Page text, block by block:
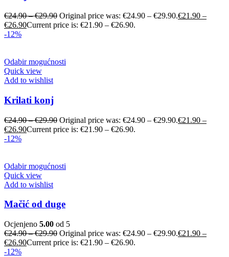
€24.90–€29.90 Original price was: €24.90 – €29.90.€21.90 –
€26.90Current price is: €21.90 – €26.90.
-12%
Odabir mogućnosti
Quick view
Add to wishlist
Krilati konj
€24.90–€29.90 Original price was: €24.90 – €29.90.€21.90 –
€26.90Current price is: €21.90 – €26.90.
-12%
Odabir mogućnosti
Quick view
Add to wishlist
Mačić od duge
Ocjenjeno 5.00 od 5
€24.90–€29.90 Original price was: €24.90 – €29.90.€21.90 –
€26.90Current price is: €21.90 – €26.90.
-12%